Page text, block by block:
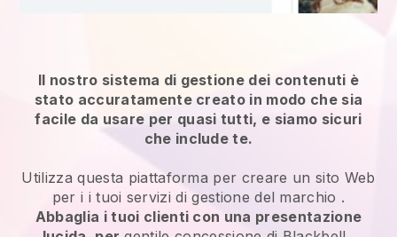
Il nostro sistema di gestione dei contenuti è
stato accuratamente creato in modo che sia
facile da usare per quasi tutti, e siamo sicuri
che include te.
Utilizza questa piattaforma per creare un sito Web
per i i tuoi servizi di gestione del marchio .
Abbaglia i tuoi clienti con una presentazione